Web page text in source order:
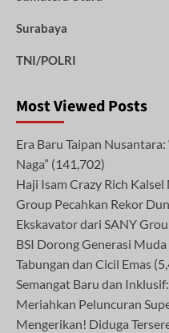
Surabaya
TNI/POLRI
Most Viewed Posts
Era Baru Taipan
Naga” (141,702)
Haji Isam Crazy Rich
Group Pecahkan Rekor
Ekskavator dari SANY
BSI Dorong Generasi
Tabungan dan Cicil Emas
Semangat Baru dan
Meriahkan Peluncuran
Mengerikan! Diduga